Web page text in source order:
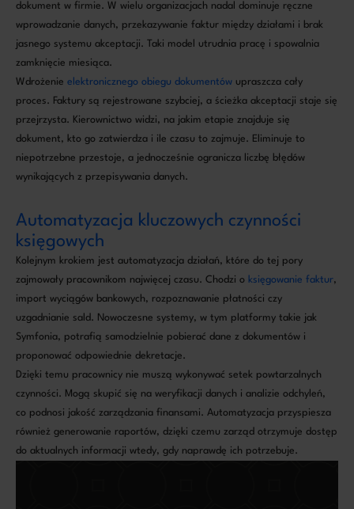
dokument w firmie. W wielu organizacjach nadal dominuje ręczne
wprowadzanie danych, przekazywanie faktur między działami i brak
jasnego systemu akceptacji. Taki model utrudnia pracę i spowalnia
zamknięcie miesiąca.
Wdrożenie elektronicznego obiegu dokumentów upraszcza cały
proces. Faktury są rejestrowane szybciej, a ścieżka akceptacji staje się
przejrzysta. Kierownictwo widzi, na jakim etapie znajduje się
dokument, kto go zatwierdza i ile czasu to zajmuje. Eliminuje to
niepotrzebne przestoje, a jednocześnie ogranicza liczbę błędów
wynikających z przepisywania danych.
Automatyzacja kluczowych czynności
księgowych
Kolejnym krokiem jest automatyzacja działań, które do tej pory
zajmowały pracownikom najwięcej czasu. Chodzi o księgowanie faktur,
import wyciągów bankowych, rozpoznawanie płatności czy
uzgadnianie sald. Nowoczesne systemy, w tym platformy takie jak
Symfonia, potrafią samodzielnie pobierać dane z dokumentów i
proponować odpowiednie dekretacje.
Dzięki temu pracownicy nie muszą wykonywać setek powtarzalnych
czynności. Mogą skupić się na weryfikacji danych i analizie odchyleń,
co podnosi jakość zarządzania finansami. Automatyzacja przyspiesza
również generowanie raportów, dzięki czemu zarząd otrzymuje dostęp
do aktualnych informacji wtedy, gdy naprawdę ich potrzebuje.